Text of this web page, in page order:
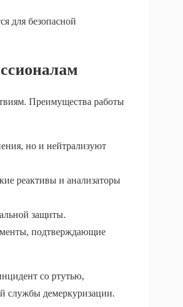
для безопасной
Преимущества работы
но и нейтрализуют
реактивы и анализаторы
защиты.
подтверждающие
со ртутью,
службы демеркуризации.